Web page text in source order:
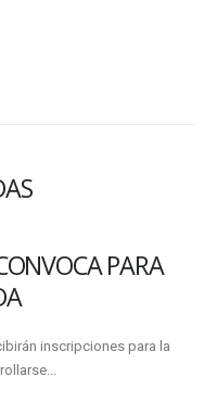
PARA
inscripciones para la